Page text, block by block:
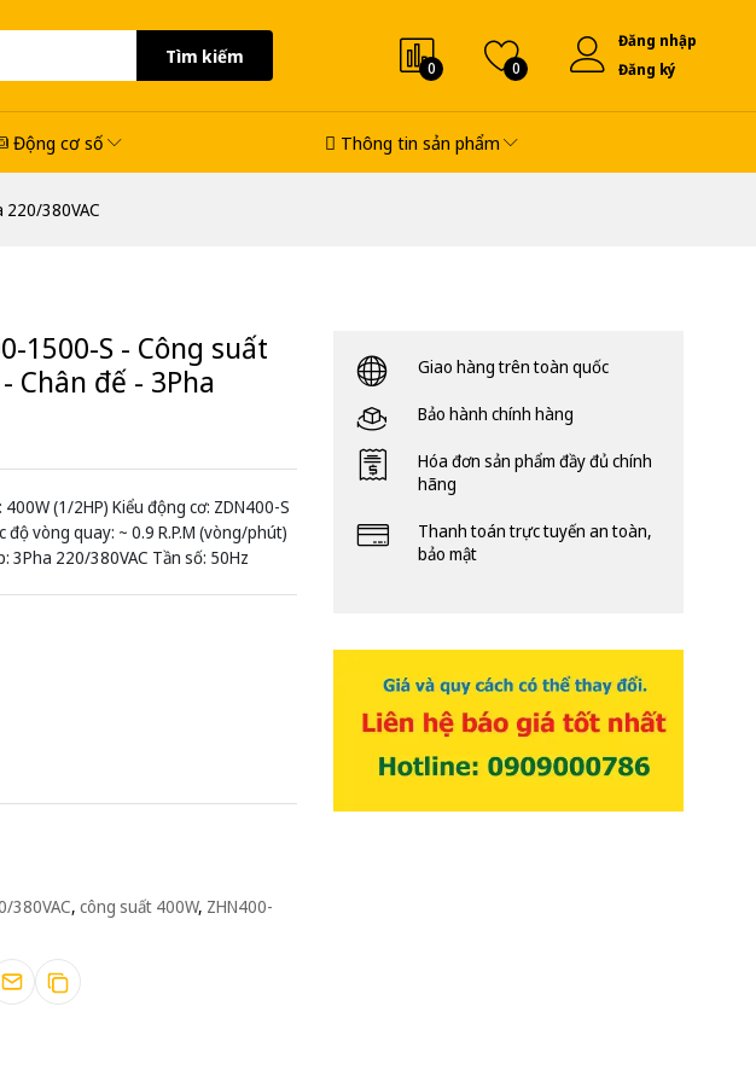
Tìm kiếm
0 0
Đăng nhập
Đăng ký
Động cơ số Thông tin sản phẩm
220/380VAC
1500-S - Công suất
Chân đế - 3Pha
(1/2HP) Kiểu động cơ: ZDN400-S
vòng quay: ~ 0.9 R.P.M (vòng/phút)
3Pha 220/380VAC Tần số: 50Hz
380VAC, công suất 400W, ZHN400-
Giao hàng trên toàn quốc
Bảo hành chính hàng
Hóa đơn sản phẩm đầy đủ chính
hãng
Thanh toán trực tuyến an toàn,
bảo mật